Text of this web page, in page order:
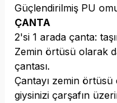
Güçlendirilmiş PU
ÇANTA
2'si 1 arada çanta:
Zemin örtüsü olarak
çantası.
Çantayı zemin örtüsü
giysinizi çarşafın